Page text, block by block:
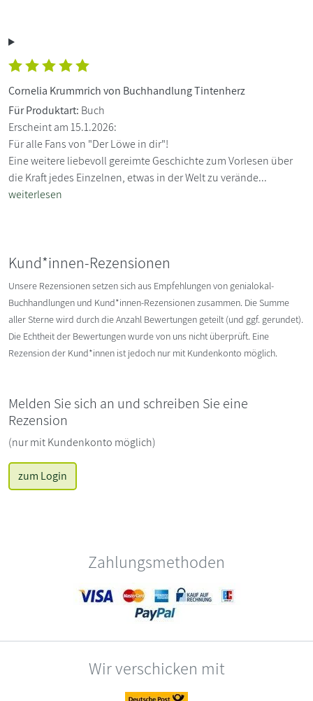
Cornelia Krummrich von Buchhandlung Tintenherz
Für Produktart: Buch
Erscheint am 15.1.2026:
Für alle Fans von "Der Löwe in dir"!
Eine weitere liebevoll gereimte Geschichte zum Vorlesen über
die Kraft jedes Einzelnen, etwas in der Welt zu verände...
weiterlesen
Kund*innen-Rezensionen
Unsere Rezensionen setzen sich aus Empfehlungen von genialokal-
Buchhandlungen und Kund*innen-Rezensionen zusammen. Die Summe
aller Sterne wird durch die Anzahl Bewertungen geteilt (und ggf. gerundet).
Die Echtheit der Bewertungen wurde von uns nicht überprüft. Eine
Rezension der Kund*innen ist jedoch nur mit Kundenkonto möglich.
Melden Sie sich an und schreiben Sie eine
Rezension
(nur mit Kundenkonto möglich)
zum Login
Zahlungsmethoden
Wir verschicken mit